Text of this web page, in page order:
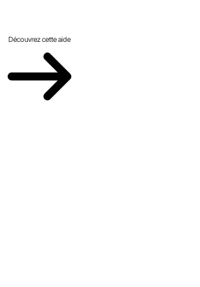
Découvrez cette aide